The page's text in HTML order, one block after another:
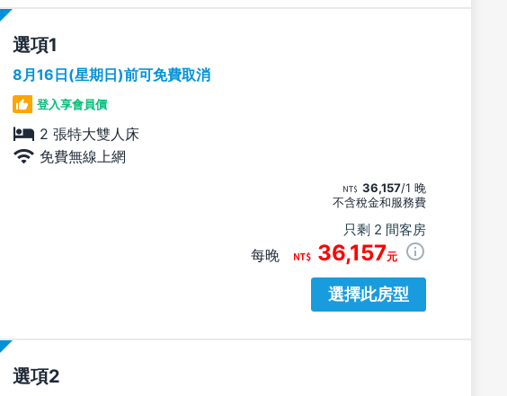
選項
8月16日(星期日)前可免費取消
登入享會員價
2 張特大雙人床
免費無線上網
36,157/1 晚
不含稅金和服務費
只剩 2 間客房
每晚 36,157元
選擇此房型
選項